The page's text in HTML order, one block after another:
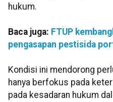
hukum.
Baca juga: FTUP
pengasapan pestisida
Kondisi ini mendorong
hanya berfokus pada
pada kesadaran hukum